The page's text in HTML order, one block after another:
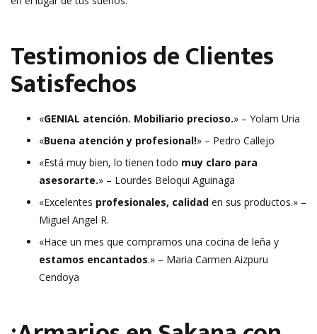
Testimonios de Clientes
Satisfechos
«GENIAL atención. Mobiliario precioso.» – Yolam Uria
«Buena atención y profesional!» – Pedro Callejo
«Está muy bien, lo tienen todo muy claro para
asesorarte.» – Lourdes Beloqui Aguinaga
«Excelentes profesionales, calidad en sus productos.» –
Miguel Angel R.
«Hace un mes que compramos una cocina de leña y
estamos encantados.» – Maria Carmen Aizpuru
Cendoya